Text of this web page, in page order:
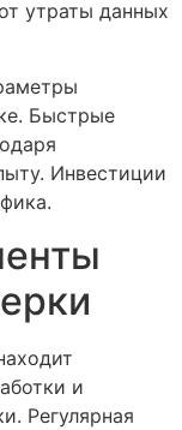
утраты данных
Быстрые
Инвестиции
и
Регулярная